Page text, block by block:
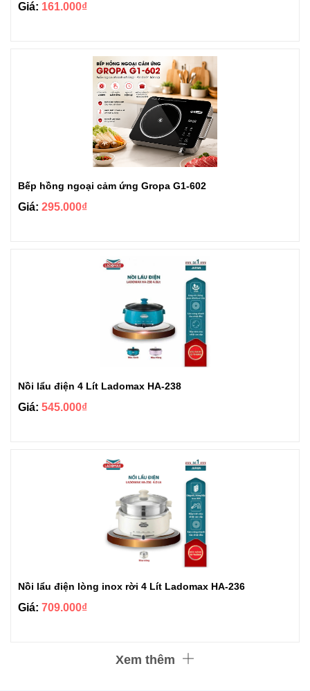
Giá: 161.000₫
Bếp hồng ngoại cảm ứng Gropa G1-602
Giá: 295.000₫
Nồi lẩu điện 4 Lít Ladomax HA-238
Giá: 545.000₫
Nồi lẩu điện lòng inox rời 4 Lít Ladomax HA-236
Giá: 709.000₫
Xem thêm